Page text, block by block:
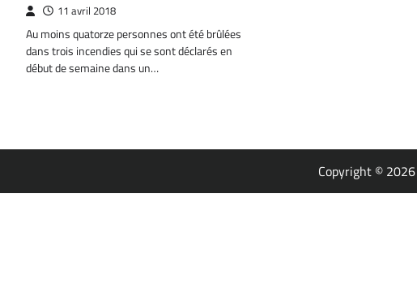
11 avril 2018
Au moins quatorze personnes ont été brûlées
dans trois incendies qui se sont déclarés en
début de semaine dans un…
Copyright © 2026